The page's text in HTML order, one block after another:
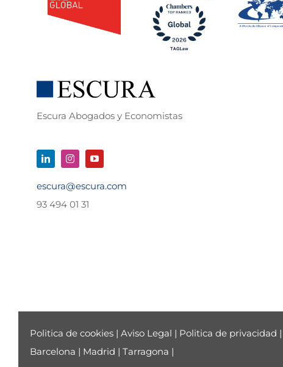
Escura Abogados y Economistas
escura@escura.com
93 494 01 31
Politica de cookies | Aviso Legal | Politica de privacidad |
Barcelona | Madrid | Tarragona |